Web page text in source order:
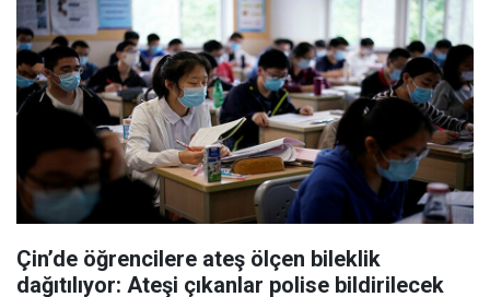
Çin’de öğrencilere ateş ölçen bileklik
dağıtılıyor: Ateşi çıkanlar polise bildirilecek